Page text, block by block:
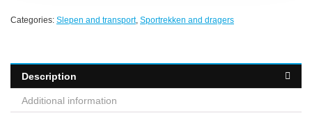
Categories: Slepen and transport, Sportrekken and dragers
Description
Additional information